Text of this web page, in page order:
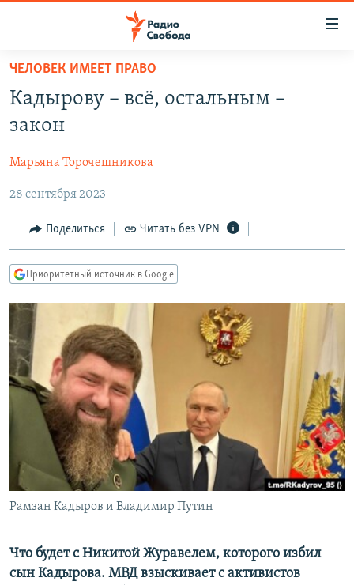
упрощенного
доступа
основному
Вернутся
главной
навигации
Вернутся
поиску
ПОДКАСТЫ
ЦИТАТЫ СВОБОДЫ
МНЕНИЯ
КУЛЬТУРА
IDEL.РЕАЛИИ
КАВКАЗ.РЕАЛИИ
СЕВЕР.РЕАЛИИ
СИБИРЬ.РЕАЛИИ
РАСПИСАНИЕ ВЕЩАНИЯ
ПОДПИШИТЕСЬ НА РАССЫЛКУ
СОЦИАЛЬНЫЕ СЕТИ
Все сайты РСЕ/РС
ЧЕЛОВЕК ИМЕЕТ ПРАВО
Кадырову – всё, остальным –
закон
Марьяна Торочешникова
28 сентября 2023
Поделиться Читать без VPN
Приоритетный источник в Google
Рамзан Кадыров и Владимир Путин
Что будет с Никитой Журавелем, которого избил
сын Кадырова. МВД взыскивает с активистов